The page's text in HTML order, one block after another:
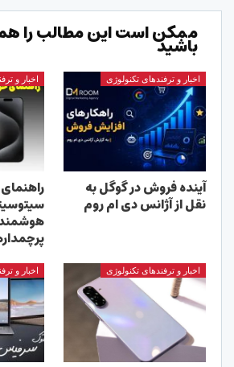
ممکن است این مطالب را
باشید
اخبار و ترفندهای تکنولوژی
آینده فروش در گوگل به
نقل از آژانس دی ام روم
اخبار و
اخبار و ترفندهای تکنولوژی اخبار و